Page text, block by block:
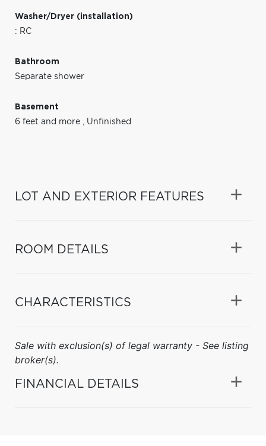
Washer/Dryer (installation)
: RC
Bathroom
Separate shower
Basement
6 feet and more , Unfinished
LOT AND EXTERIOR FEATURES
ROOM DETAILS
CHARACTERISTICS
Sale with exclusion(s) of legal warranty - See listing
broker(s).
FINANCIAL DETAILS